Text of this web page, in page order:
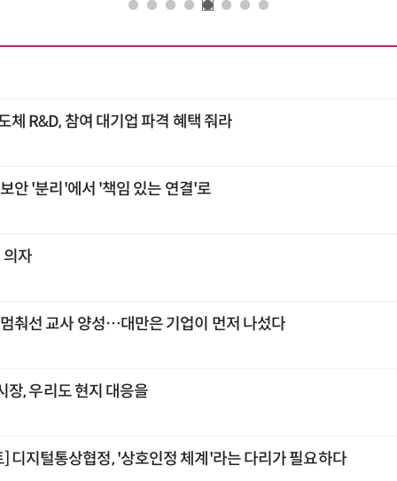
체 R&D, 참여 대기업 파격 혜택 줘라
안 '분리'에서 '책임 있는 연결'로
의자
춰선 교사 양성…대만은 기업이 먼저 나섰다
장, 우리도 현지 대응을
디지털통상협정, '상호인정 체계'라는 다리가 필요하다